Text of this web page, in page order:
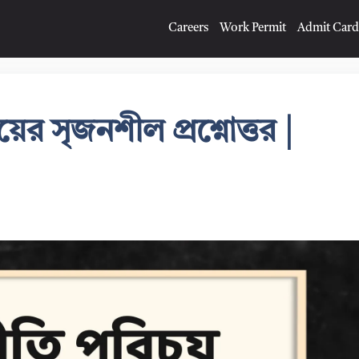
Careers Work Permit Admit Card
সৃজনশীল প্রশ্নোত্তর |